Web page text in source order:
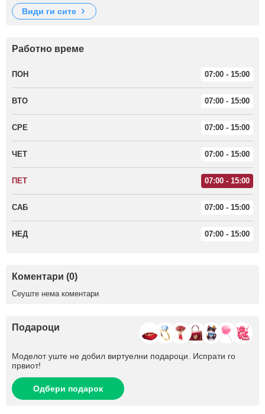
види ги сите
Работно време
ПОН 07:00 - 15:00
ВТО 07:00 - 15:00
СРЕ 07:00 - 15:00
ЧЕТ 07:00 - 15:00
ПЕТ 07:00 - 15:00
САБ 07:00 - 15:00
НЕД 07:00 - 15:00
Коментари (0)
Сеуште нема коментари
Подароци
Моделот уште не добил виртуелни подароци. Испрати го
првиот!
Одбери подарок